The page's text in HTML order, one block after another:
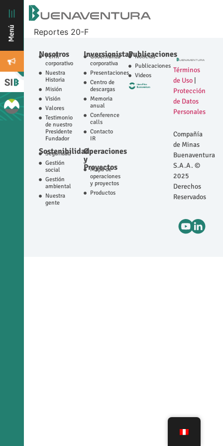
Reportes 20-F
Nosotros
Perfil
corporativo
Nuestra
Historia
Misión
Visión
Valores
Testimonio
de nuestro
Presidente
Fundador
Sostenibilidad
Seguridad
Gestión
social
Gestión
ambiental
Nuestra
gente
Inversionistas
Gobernanza
corporativa
Presentaciones
Centro de
descargas
Memoria
anual
Conference
calls
Contacto
IR
Operaciones
y
Proyectos
Mapa de
operaciones
y proyectos
Productos
Publicaciones
Noticias
Publicaciones
Videos
Términos
de Uso
Protección
de Datos
Personales
Compañía
de Minas
Buenaventura
S.A.A. ©
2025
Derechos
Reservados